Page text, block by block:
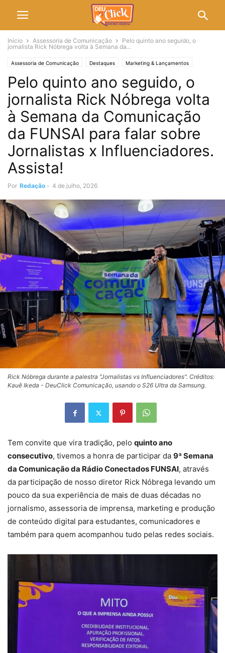
Início Assessoria de Comunicação
Pelo quinto ano seguido, o
jornalista Rick Nóbrega volta à Semana da...
Assessoria de Comunicação Destaques Marketing & Lançamentos
Pelo quinto ano seguido, o
jornalista Rick Nóbrega volta
à Semana da Comunicação
da FUNSAI para falar sobre
Jornalistas x Influenciadores.
Assista!
Por Redação - 4 de julho, 2026
Rick Nóbrega durante a palestra "Jornalistas vs Influenciadores". Créditos:
Kauê Ikeda - DeuClick Comunicação, usando o S26 Ultra da Samsung.
Tem convite que vira tradição, pelo quinto ano
consecutivo, tivemos a honra de participar da 9ª Semana
da Comunicação da Rádio Conectados FUNSAI, através
da participação de nosso diretor Rick Nóbrega levando um
pouco da sua experiência de mais de duas décadas no
jornalismo, assessoria de imprensa, marketing e produção
de conteúdo digital para estudantes, comunicadores e
também para quem acompanhou tudo pelas redes sociais.